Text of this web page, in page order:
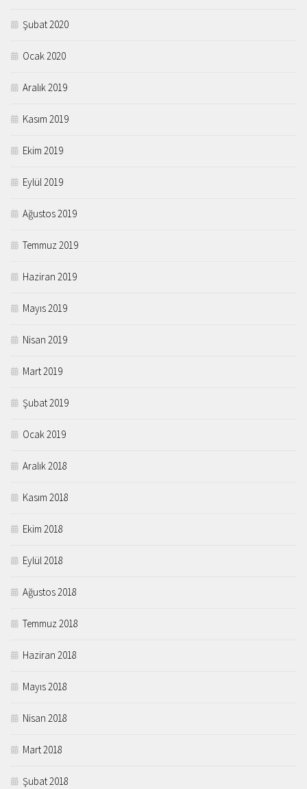
Şubat 2020
Ocak 2020
Aralık 2019
Kasım 2019
Ekim 2019
Eylül 2019
Ağustos 2019
Temmuz 2019
Haziran 2019
Mayıs 2019
Nisan 2019
Mart 2019
Şubat 2019
Ocak 2019
Aralık 2018
Kasım 2018
Ekim 2018
Eylül 2018
Ağustos 2018
Temmuz 2018
Haziran 2018
Mayıs 2018
Nisan 2018
Mart 2018
Şubat 2018